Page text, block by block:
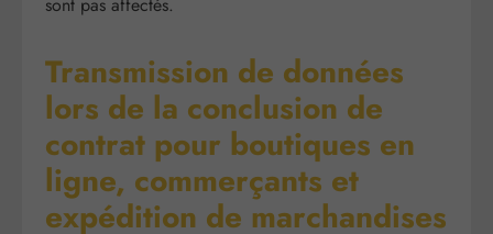
Transmission de données
lors de la conclusion de
contrat pour boutiques en
ligne, commerçants et
expédition de marchandises